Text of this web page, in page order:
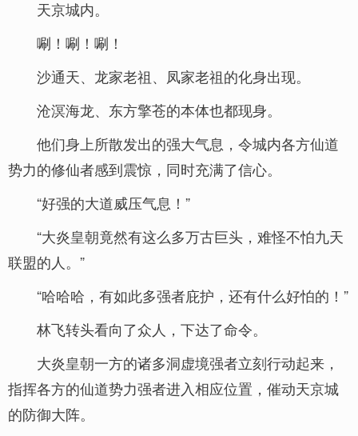
天京城内。
唰！唰！唰！
沙通天、龙家老祖、凤家老祖的化身出现。
沧溟海龙、东方擎苍的本体也都现身。
他们身上所散发出的强大气息，令城内各方仙道
势力的修仙者感到震惊，同时充满了信心。
“好强的大道威压气息！”
“大炎皇朝竟然有这么多万古巨头，难怪不怕九天
联盟的人。”
“哈哈哈，有如此多强者庇护，还有什么好怕的！”
林飞转头看向了众人，下达了命令。
大炎皇朝一方的诸多洞虚境强者立刻行动起来，
指挥各方的仙道势力强者进入相应位置，催动天京城
的防御大阵。